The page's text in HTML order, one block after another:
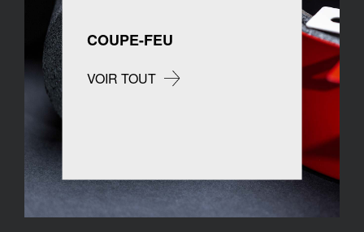
COUPE-FEU
VOIR TOUT